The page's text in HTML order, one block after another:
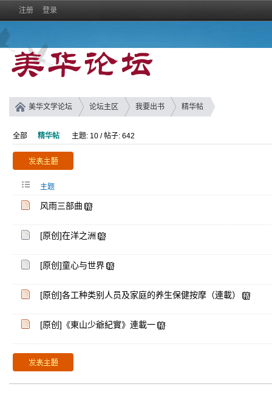
注册 登录
美华文学论坛 论坛主区 我要出书 精华帖
全部 精华帖 主题: 10 / 帖子: 642
主题
风雨三部曲
[原创]在洋之洲
[原创]童心与世界
[原创]各工种类别人员及家庭的养生保健按摩（連載）
[原创]《東山少爺紀實》連載一